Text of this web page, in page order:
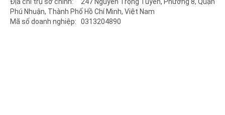
Phú Nhuận, Thành Phố Hồ Chí Minh, Việt Nam
Mã số doanh nghiệp: 0313204890